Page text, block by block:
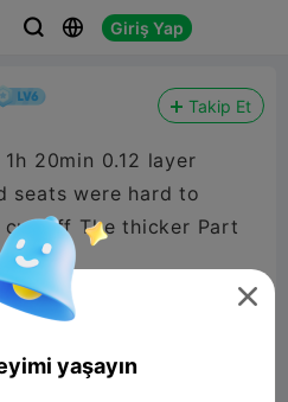
  Giriş Yap
Takip Et
20min 0.12 layer
seats were hard to
cut off The thicker Part
fit.

yaşayın